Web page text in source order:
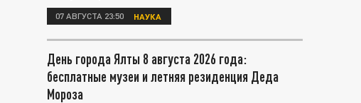
07 АВГУСТА 23:50 НАУКА
День города Ялты 8 августа 2026 года:
бесплатные музеи и летняя резиденция Деда
Мороза